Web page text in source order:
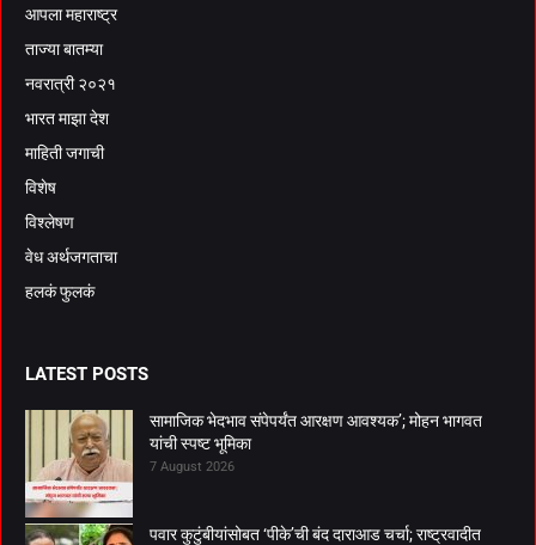
आपला महाराष्ट्र
ताज्या बातम्या
नवरात्री २०२१
भारत माझा देश
माहिती जगाची
विशेष
विश्लेषण
वेध अर्थजगताचा
हलकं फुलकं
LATEST POSTS
सामाजिक भेदभाव संपेपर्यंत आरक्षण आवश्यक’; मोहन भागवत
यांची स्पष्ट भूमिका
7 August 2026
पवार कुटुंबीयांसोबत ‘पीके’ची बंद दाराआड चर्चा; राष्ट्रवादीत